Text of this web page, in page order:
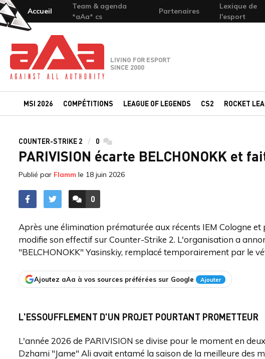
Accueil
Team & agenda
*aAa* cs
Partenaires
Lexique de
l'esport
Team-aAa - against All authority
LIVING FOR ESPORT
SINCE 2000
MSI 2026 COMPÉTITIONS LEAGUE OF LEGENDS CS2 ROCKET
COUNTER-STRIKE 2 0 commentaires
PARIVISION écarte BELCHONOKK et
Publié par Flamm le 18 juin 2026
ACCÉDER AUX
0
COMMENTAIRES
Après une élimination prématurée aux récents IEM Cologne
modifie son effectif sur Counter-Strike 2. L'organisation a
"BELCHONOKK" Yasinskiy, remplacé temporairement par le
Ajoutez aAa à vos sources préférées sur Google Ajouter
L'ESSOUFFLEMENT D'UN PROJET POURTANT PROMETTEUR
L'année 2026 de PARIVISION se divise pour le moment en
Dzhami "Jame" Ali avait entamé la saison de la meilleure des